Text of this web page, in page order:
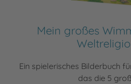
Mein großes
Ein spielerisches Bilderbuch
das die 5